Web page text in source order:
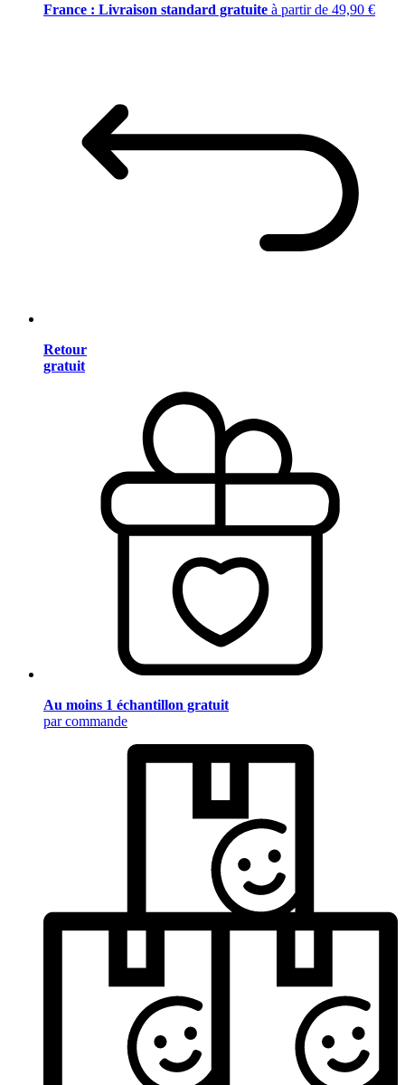
France : Livraison standard gratuite à partir de 49,90 €
Retour
gratuit
Au moins 1 échantillon gratuit
par commande